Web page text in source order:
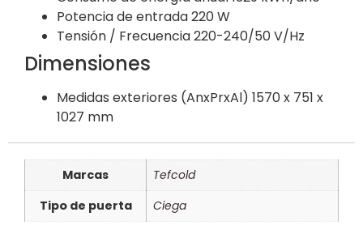
Potencia de entrada220 W
Tensión / Frecuencia220-240/50 V/Hz
Dimensiones
Medidas exteriores (AnxPrxAl) 1570 x 751 x
1027 mm
Marcas
Tefcold
Tipo de puerta
Ciega